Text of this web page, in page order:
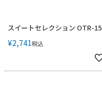
スイートセレクション OTR-15
¥2,741税込